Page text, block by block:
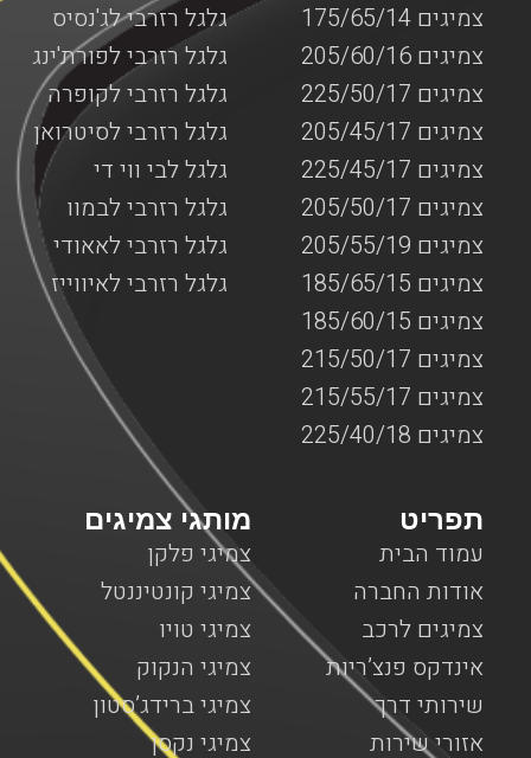
גלגל רזרבי לג'נסיס
גלגל רזרבי לפורת'ינג
גלגל רזרבי לקופרה
גלגל רזרבי לסיטרואן
גלגל לבי ווי די
גלגל רזרבי לבמוו
גלגל רזרבי לאאודי
גלגל רזרבי לאיווייז
צמיגים 175/65/14
צמיגים 205/60/16
צמיגים 225/50/17
צמיגים 205/45/17
צמיגים 225/45/17
צמיגים 205/50/17
צמיגים 205/55/19
צמיגים 185/65/15
צמיגים 185/60/15
צמיגים 215/50/17
צמיגים 215/55/17
צמיגים 225/40/18
מותגי צמיגים
צמיגי פלקן
צמיגי קונטיננטל
צמיגי טויו
צמיגי הנקוק
צמיגי ברידג’סטון
צמיגי נקסן
תפריט
עמוד הבית
אודות החברה
צמיגים לרכב
אינדקס פנצ’ריות
שירותי דרך
אזורי שירות